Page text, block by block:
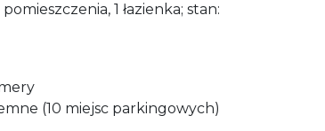
1 łazienka; stan:
(10 miejsc parkingowych)